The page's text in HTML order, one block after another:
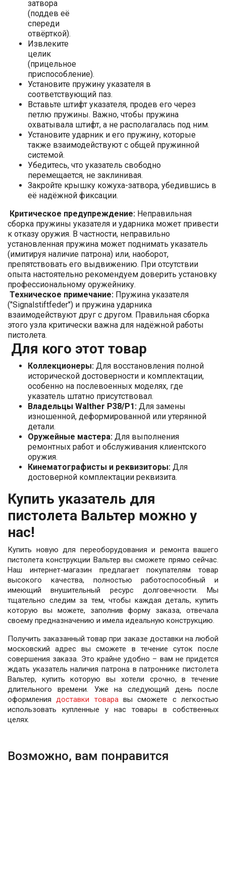
затвора
(поддев её
спереди
отвёрткой).
Извлеките
целик
(прицельное
приспособление).
Установите пружину указателя в
соответствующий паз.
Вставьте штифт указателя, продев его через
петлю пружины. Важно, чтобы пружина
охватывала штифт, а не располагалась под ним.
Установите ударник и его пружину, которые
также взаимодействуют с общей пружинной
системой.
Убедитесь, что указатель свободно
перемещается, не заклинивая.
Закройте крышку кожуха-затвора, убедившись в
её надёжной фиксации.
Критическое предупреждение: Неправильная
сборка пружины указателя и ударника может привести
к отказу оружия. В частности, неправильно
установленная пружина может поднимать указатель
(имитируя наличие патрона) или, наоборот,
препятствовать его выдвижению. При отсутствии
опыта настоятельно рекомендуем доверить установку
профессиональному оружейнику.
Техническое примечание: Пружина указателя
("Signalstiftfeder") и пружина ударника
взаимодействуют друг с другом. Правильная сборка
этого узла критически важна для надёжной работы
пистолета.
Для кого этот товар
Коллекционеры: Для восстановления полной
исторической достоверности и комплектации,
особенно на послевоенных моделях, где
указатель штатно присутствовал.
Владельцы Walther P38/P1: Для замены
изношенной, деформированной или утерянной
детали.
Оружейные мастера: Для выполнения
ремонтных работ и обслуживания клиентского
оружия.
Кинематографисты и реквизиторы: Для
достоверной комплектации реквизита.
Купить указатель для
пистолета Вальтер можно у
нас!
Купить новую для переоборудования и ремонта вашего
пистолета конструкции Вальтер вы сможете прямо сейчас.
Наш интернет-магазин предлагает покупателям товар
высокого качества, полностью работоспособный и
имеющий внушительный ресурс долговечности. Мы
тщательно следим за тем, чтобы каждая деталь, купить
которую вы можете, заполнив форму заказа, отвечала
своему предназначению и имела идеальную конструкцию.
Получить заказанный товар при заказе доставки на любой
московский адрес вы сможете в течение суток после
совершения заказа. Это крайне удобно – вам не придется
ждать указатель наличия патрона в патроннике пистолета
Вальтер, купить которую вы хотели срочно, в течение
длительного времени. Уже на следующий день после
оформлениядоставки товаравы сможете с легкостью
использовать купленные у нас товары в собственных
целях.
Возможно, вам понравится